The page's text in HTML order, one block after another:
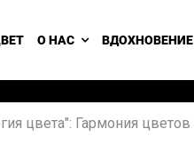
О НАС ВДОХНОВЕНИЕ
цвета": Гармония цветов